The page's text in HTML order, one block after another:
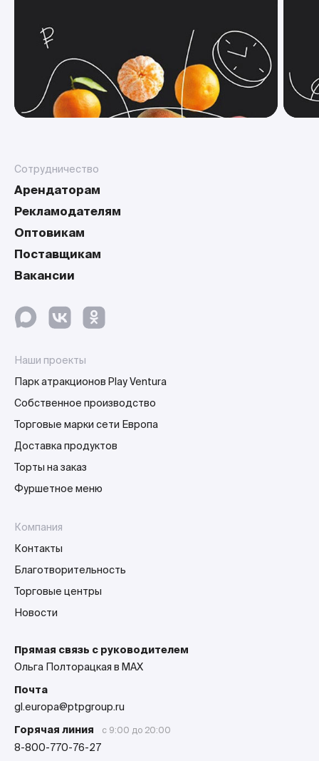
Сотрудничество
Арендаторам
Рекламодателям
Оптовикам
Поставщикам
Вакансии
Наши проекты
Парк атракционов Play Ventura
Собственное производство
Торговые марки сети Европа
Доставка продуктов
Торты на заказ
Фуршетное меню
Компания
Контакты
Благотворительность
Торговые центры
Новости
Прямая связь с руководителем
Ольга Полторацкая в MAX
Почта
gl.europa@ptpgroup.ru
Горячая линия
с 9:00 до 20:00
8-800-770-76-27